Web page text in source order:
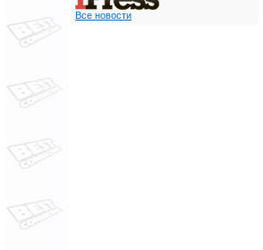
Все новости